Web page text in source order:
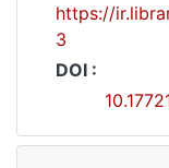
https://
3
DOI :